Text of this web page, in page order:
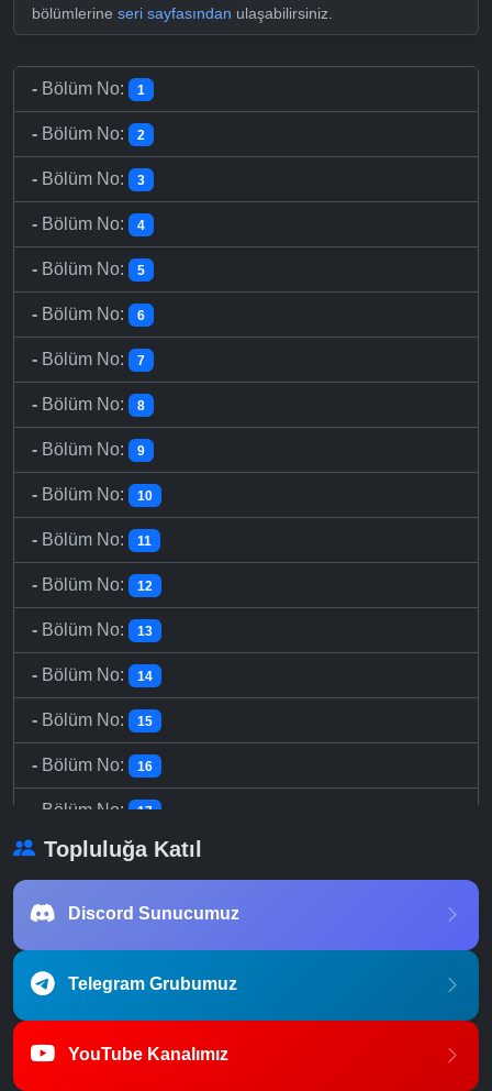
bölümlerine seri sayfasından ulaşabilirsiniz.
- Bölüm No: 1
- Bölüm No: 2
- Bölüm No: 3
- Bölüm No: 4
- Bölüm No: 5
- Bölüm No: 6
- Bölüm No: 7
- Bölüm No: 8
- Bölüm No: 9
- Bölüm No: 10
- Bölüm No: 11
- Bölüm No: 12
- Bölüm No: 13
- Bölüm No: 14
- Bölüm No: 15
- Bölüm No: 16
Bölüm No: 17
- Bölüm No: 18
- Bölüm No:
-Bölüm No: 21
Topluluğa Katıl
Discord Sunucumuz
Telegram Grubumuz
YouTube Kanalımız